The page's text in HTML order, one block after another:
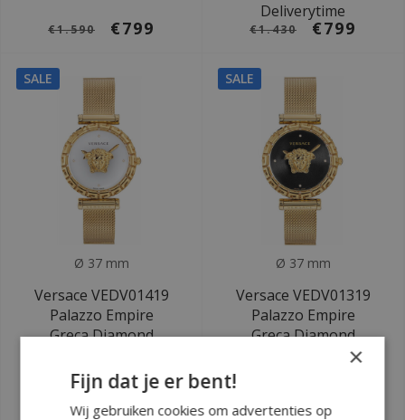
€1.590 €799
Deliverytime
€1.430 €799
SALE
Ø 37 mm
Versace VEDV01419
Palazzo Empire
Greca Diamond
Deliverytime
€1.430 €799
SALE
Ø 37 mm
Versace VEDV01319
Palazzo Empire
Greca Diamond
dameshorloge
€1.430 €799
×
Fijn dat je er bent!
Wij gebruiken cookies om advertenties op